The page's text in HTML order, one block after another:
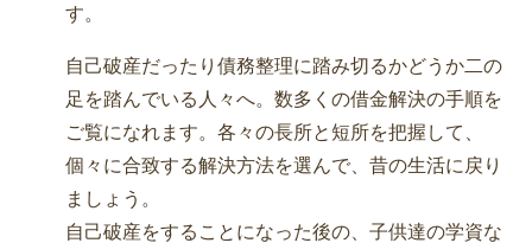
す。
自己破産だったり債務整理に踏み切るかどうか二の
足を踏んでいる人々へ。数多くの借金解決の手順を
ご覧になれます。各々の長所と短所を把握して、
個々に合致する解決方法を選んで、昔の生活に戻り
ましょう。
自己破産をすることになった後の、子供達の学資な